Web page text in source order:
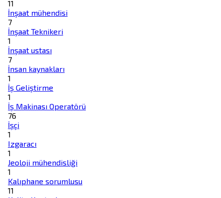
11
İnşaat mühendisi
7
İnşaat Teknikeri
1
İnşaat ustası
7
İnsan kaynakları
1
İş Geliştirme
1
İş Makinası Operatörü
76
İşçi
1
Izgaracı
1
Jeoloji mühendisliği
1
Kalıphane sorumlusu
11